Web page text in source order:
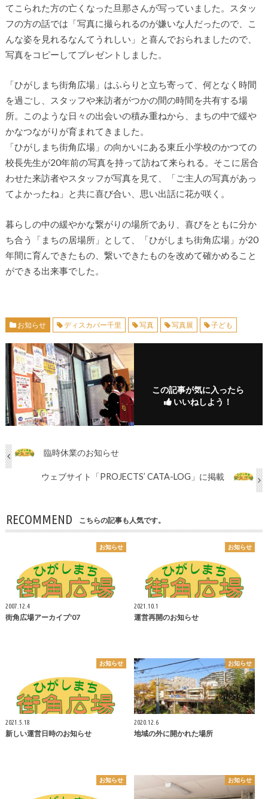
てこられた方の亡くなった旦那さんが写っていました。スタッ
フの方の話では「写真に撮られるのが嫌いな人だったので、こ
んな姿を見れるなんてうれしい」と喜んでおられましたので、
写真をコピーしてプレゼントしました。
「ひがしまち街角広場」はふらりと立ち寄って、何となく時間
を過ごし、スタッフや来訪者がつかの間の時間を共有する場
所。このような日々の出会いの積み重ねから、まちの中で緩や
かなつながりが育まれてきました。
「ひがしまち街角広場」の向かいにある東丘小学校のかつての
校長先生が20年前の写真を持って訪ねて来られる。そこに居合
わせた来訪者やスタッフが写真を見て、「ご主人の写真があっ
てよかったね」と共に喜び合い、思い出話に花が咲く。
暮らしの中の緩やかな繋がりの場所であり、喜びをともに分か
ち合う「まちの居場所」として、「ひがしまち街角広場」が20
年間に育んできたもの、繋いできたものを改めて確かめること
ができる出来事でした。
お知らせ ディスカバー千里 写真 写真展 子ども
この記事が気に入ったら
いいねしよう！
臨時休業のお知らせ
ウェブサイト「PROJECTS’ CATA-LOG」に掲載
RECOMMEND こちらの記事も人気です。
お知らせ
2007.12.4
街角広場アーカイブ'07
お知らせ
2021.10.1
運営再開のお知らせ
お知らせ
2021.5.18
新しい運営日時のお知らせ
お知らせ
2020.12.6
地域の外に開かれた場所
お知らせ お知らせ